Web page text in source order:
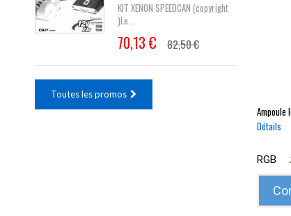
KIT XENON SPEEDCAN (copyright
)Le...
70,13 € 82,50 €
Toutes les promos
Ampoule
Détails
RGB